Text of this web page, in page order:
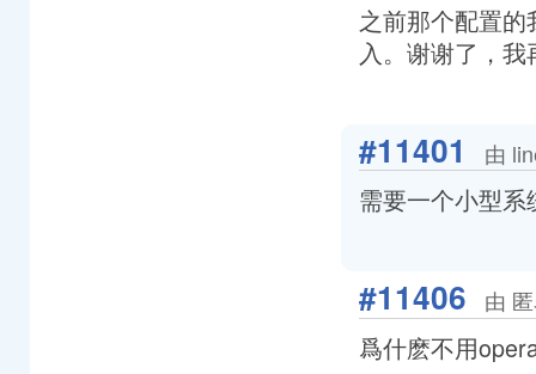
之前那个配置
入。谢谢了，
#11401 由
需要一个小型系
#11406 由
爲什麽不用